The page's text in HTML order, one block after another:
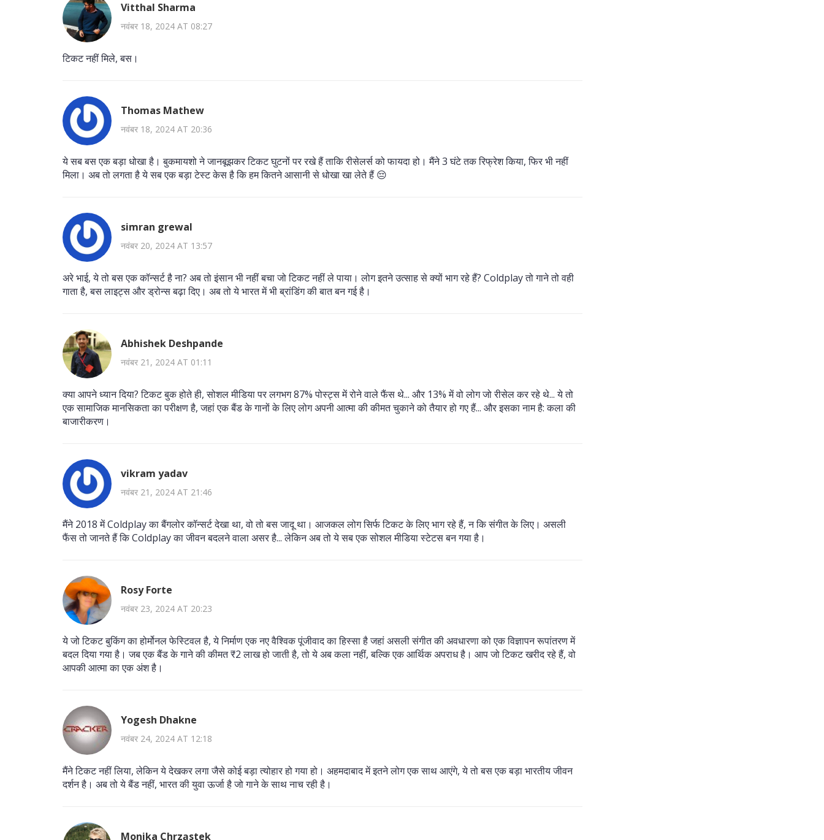
Vitthal Sharma
नवंबर 18, 2024 AT 08:27
टिकट नहीं मिले, बस।
Thomas Mathew
नवंबर 18, 2024 AT 20:36
ये सब बस एक बड़ा धोखा है। बुकमायशो ने जानबूझकर टिकट घुटनों पर रखे हैं ताकि रीसेलर्स को फायदा हो। मैंने 3 घंटे तक रिफ्रेश किया, फिर भी नहीं
मिला। अब तो लगता है ये सब एक बड़ा टेस्ट केस है कि हम कितने आसानी से धोखा खा लेते हैं 😔
simran grewal
नवंबर 20, 2024 AT 13:57
अरे भाई, ये तो बस एक कॉन्सर्ट है ना? अब तो इंसान भी नहीं बचा जो टिकट नहीं ले पाया। लोग इतने उत्साह से क्यों भाग रहे हैं? Coldplay तो गाने तो वही
गाता है, बस लाइट्स और ड्रोन्स बढ़ा दिए। अब तो ये भारत में भी ब्रांडिंग की बात बन गई है।
Abhishek Deshpande
नवंबर 21, 2024 AT 01:11
क्या आपने ध्यान दिया? टिकट बुक होते ही, सोशल मीडिया पर लगभग 87% पोस्ट्स में रोने वाले फैंस थे... और 13% में वो लोग जो रीसेल कर रहे थे... ये तो
एक सामाजिक मानसिकता का परीक्षण है, जहां एक बैंड के गानों के लिए लोग अपनी आत्मा की कीमत चुकाने को तैयार हो गए हैं... और इसका नाम है: कला की
बाजारीकरण।
vikram yadav
नवंबर 21, 2024 AT 21:46
मैंने 2018 में Coldplay का बैंगलोर कॉन्सर्ट देखा था, वो तो बस जादू था। आजकल लोग सिर्फ टिकट के लिए भाग रहे हैं, न कि संगीत के लिए। असली
फैंस तो जानते हैं कि Coldplay का जीवन बदलने वाला असर है... लेकिन अब तो ये सब एक सोशल मीडिया स्टेटस बन गया है।
Rosy Forte
नवंबर 23, 2024 AT 20:23
ये जो टिकट बुकिंग का होर्मोनल फेस्टिवल है, ये निर्माण एक नए वैश्विक पूंजीवाद का हिस्सा है जहां असली संगीत की अवधारणा को एक विज्ञापन रूपांतरण में
बदल दिया गया है। जब एक बैंड के गाने की कीमत ₹2 लाख हो जाती है, तो ये अब कला नहीं, बल्कि एक आर्थिक अपराध है। आप जो टिकट खरीद रहे हैं, वो
आपकी आत्मा का एक अंश है।
Yogesh Dhakne
नवंबर 24, 2024 AT 12:18
मैंने टिकट नहीं लिया, लेकिन ये देखकर लगा जैसे कोई बड़ा त्योहार हो गया हो। अहमदाबाद में इतने लोग एक साथ आएंगे, ये तो बस एक बड़ा भारतीय जीवन
दर्शन है। अब तो ये बैंड नहीं, भारत की युवा ऊर्जा है जो गाने के साथ नाच रही है।
Monika Chrząstek